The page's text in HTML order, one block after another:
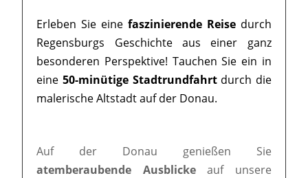
Erleben Sie eine faszinierende Reisedurch
Regensburgs Geschichte aus einer ganz
besonderen Perspektive! Tauchen Sie ein in
eine 50-minütige Stadtrundfahrtdurch die
malerische Altstadt auf der Donau.
Auf der Donau genießen Sie
atemberaubende Ausblickeauf unsere